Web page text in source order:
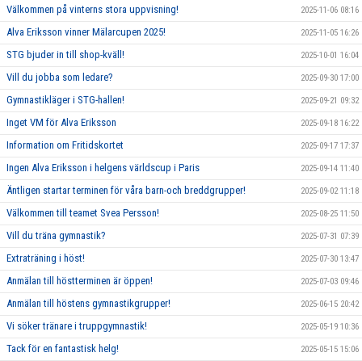
Välkommen på vinterns stora uppvisning! 2025-11-06 08:16
Alva Eriksson vinner Mälarcupen 2025! 2025-11-05 16:26
STG bjuder in till shop-kväll! 2025-10-01 16:04
Vill du jobba som ledare? 2025-09-30 17:00
Gymnastikläger i STG-hallen! 2025-09-21 09:32
Inget VM för Alva Eriksson 2025-09-18 16:22
Information om Fritidskortet 2025-09-17 17:37
Ingen Alva Eriksson i helgens världscup i Paris 2025-09-14 11:40
Äntligen startar terminen för våra barn-och breddgrupper! 2025-09-02 11:18
Välkommen till teamet Svea Persson! 2025-08-25 11:50
Vill du träna gymnastik? 2025-07-31 07:39
Extraträning i höst! 2025-07-30 13:47
Anmälan till höstterminen är öppen! 2025-07-03 09:46
Anmälan till höstens gymnastikgrupper! 2025-06-15 20:42
Vi söker tränare i truppgymnastik! 2025-05-19 10:36
Tack för en fantastisk helg! 2025-05-15 15:06